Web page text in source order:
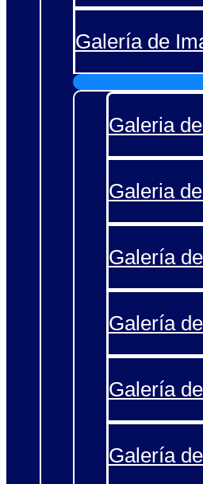
Galería de
Galeria
Galeria
Galería
Galería
Galería
Galería